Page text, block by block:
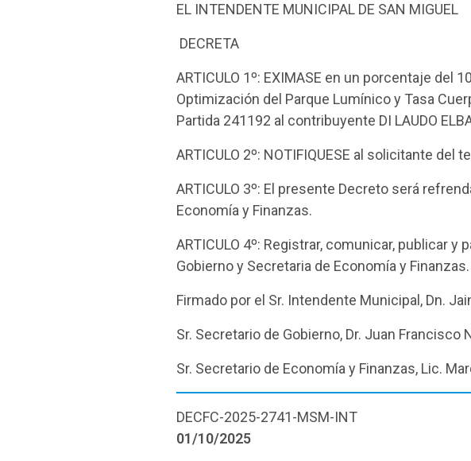
EL INTENDENTE MUNICIPAL DE SAN MIGUEL
DECRETA
ARTICULO 1º: EXIMASE en un porcentaje del
Optimización del Parque Lumínico y Tasa
Partida 241192 al contribuyente DI LAUDO
ARTICULO 2º: NOTIFIQUESE al solicitante del
ARTICULO 3º: El presente Decreto será
Economía y Finanzas.
ARTICULO 4º: Registrar, comunicar, publicar
Gobierno y Secretaria de Economía y
Firmado por el Sr. Intendente Municipal, Dn.
Sr. Secretario de Gobierno, Dr. Juan Francisco
Sr. Secretario de Economía y Finanzas, Lic.
DECFC-2025-2741-MSM-INT
01/10/2025